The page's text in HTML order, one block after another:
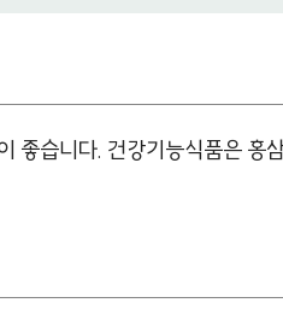
좋습니다. 건강기능식품은 홍